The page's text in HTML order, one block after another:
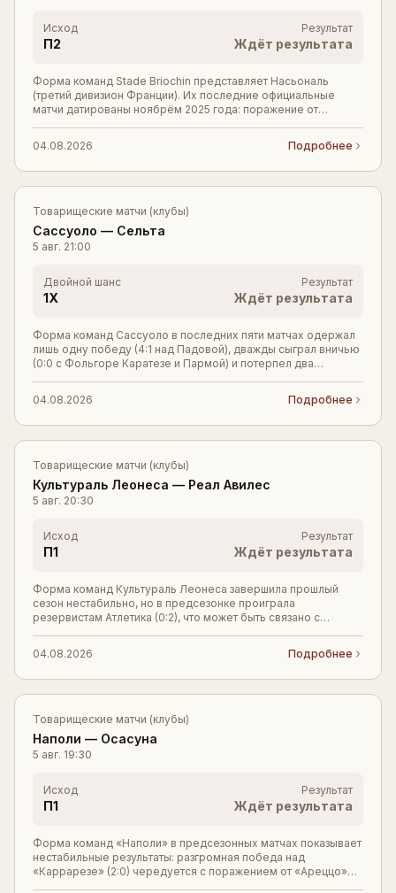
Исход
П2
Результат
Ждёт результата
Форма команд Stade Briochin представляет Насьональ
(третий дивизион Франции). Их последние официальные
матчи датированы ноябрём 2025 года: поражение от
04.08.2026
Подробнее
Товарищеские матчи (клубы)
Сассуоло — Сельта
5 авг. 21:00
Двойной шанс
1X
Результат
Ждёт результата
Форма команд Сассуоло в последних пяти матчах одержал
лишь одну победу (4:1 над Падовой), дважды сыграл вничью
(0:0 с Фольгоре Каратезе и Пармой) и потерпел два
04.08.2026
Подробнее
Товарищеские матчи (клубы)
Культураль Леонеса — Реал Авилес
5 авг. 20:30
Исход
П1
Результат
Ждёт результата
Форма команд Культураль Леонеса завершила прошлый
сезон нестабильно, но в предсезонке проиграла
резервистам Атлетика (0:2), что может быть связано с
04.08.2026
Подробнее
Товарищеские матчи (клубы)
Наполи — Осасуна
5 авг. 19:30
Исход
П1
Результат
Ждёт результата
Форма команд «Наполи» в предсезонных матчах показывает
нестабильные результаты: разгромная победа над
«Каррарезе» (2:0) чередуется с поражением от «Ареццо»